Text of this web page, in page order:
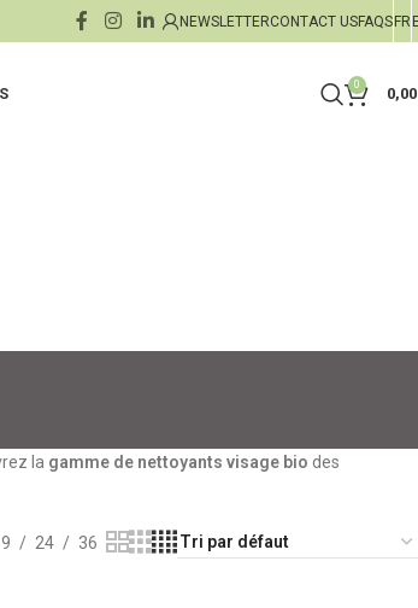
NEWSLETTERCONTACT USFAQSFR
0
la gamme de nettoyants visage bio des
9 24 36